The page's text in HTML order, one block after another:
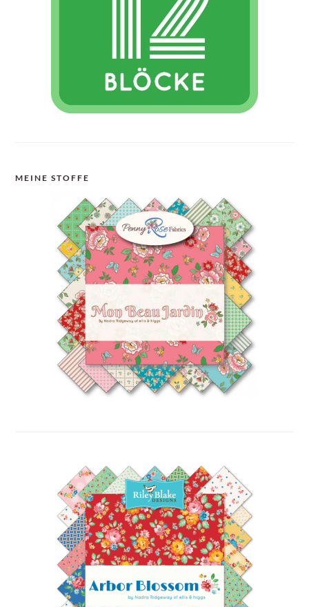
MEINE STOFFE